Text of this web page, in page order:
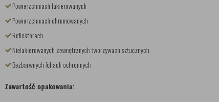
Powierzchniach lakierowanych
Powierzchniach chromowanych
Reflektorach
Nielakierowanych zewnętrznych tworzywach sztucznych
Bezbarwnych foliach ochronnych
Zawartość opakowania: